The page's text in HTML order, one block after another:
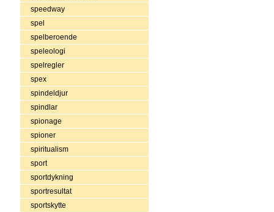
speedway
spel
spelberoende
speleologi
spelregler
spex
spindeldjur
spindlar
spionage
spioner
spiritualism
sport
sportdykning
sportresultat
sportskytte